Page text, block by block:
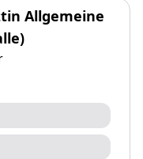
Allgemeine